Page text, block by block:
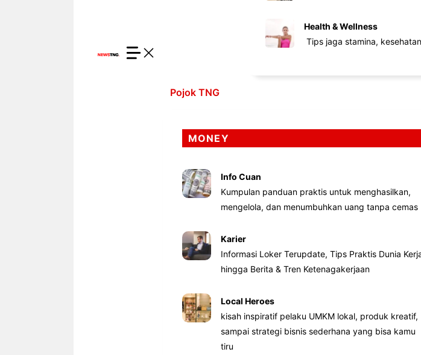
Health & Wellness
Tips jaga stamina,
Pojok TNG
MONEY
Info Cuan
Kumpulan panduan praktis untuk menghasilkan,
mengelola, dan menumbuhkan uang tanpa cemas
Karier
Informasi Loker Terupdate, Tips Praktis Dunia
hingga Berita & Tren Ketenagakerjaan
Local Heroes
kisah inspiratif pelaku UMKM lokal, produk kreatif,
sampai strategi bisnis sederhana yang bisa kamu
tiru